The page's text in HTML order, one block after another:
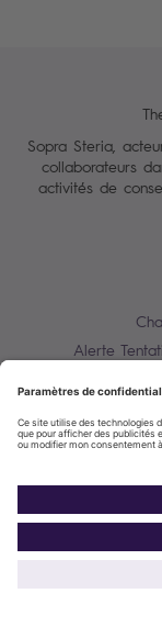
Sopra Steria,
collaborateurs
activités de
Alerte